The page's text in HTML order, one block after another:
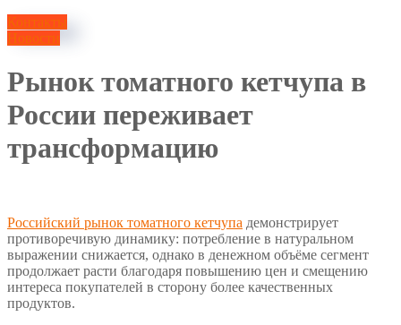
Контакты
Новости
Рынок томатного кетчупа в
России переживает
трансформацию
Российский рынок томатного кетчупа демонстрирует
противоречивую динамику: потребление в натуральном
выражении снижается, однако в денежном объёме сегмент
продолжает расти благодаря повышению цен и смещению
интереса покупателей в сторону более качественных
продуктов.